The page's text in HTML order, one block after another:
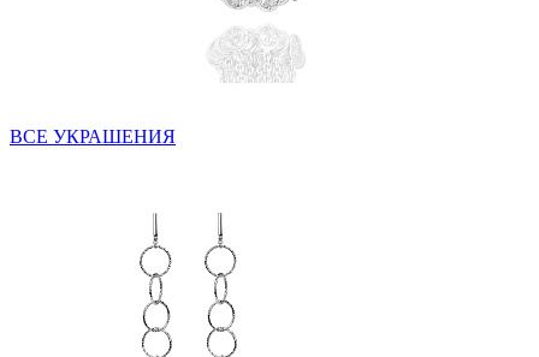
ВСЕ УКРАШЕНИЯ